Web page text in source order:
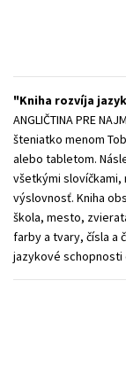
Kniha rozvíja
ANGLIČTINA PRE
šteniatko menom
alebo tabletom.
všetkými slovíčkami,
výslovnosť. Kniha
škola, mesto,
farby a tvary, čísla a
jazykové schopnosti